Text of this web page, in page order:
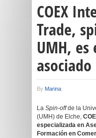
COEX
Trade,
UMH, es
asociado
By Marina
La Spin-offde la
(UMH) de Elche,
especializada en
Formación en